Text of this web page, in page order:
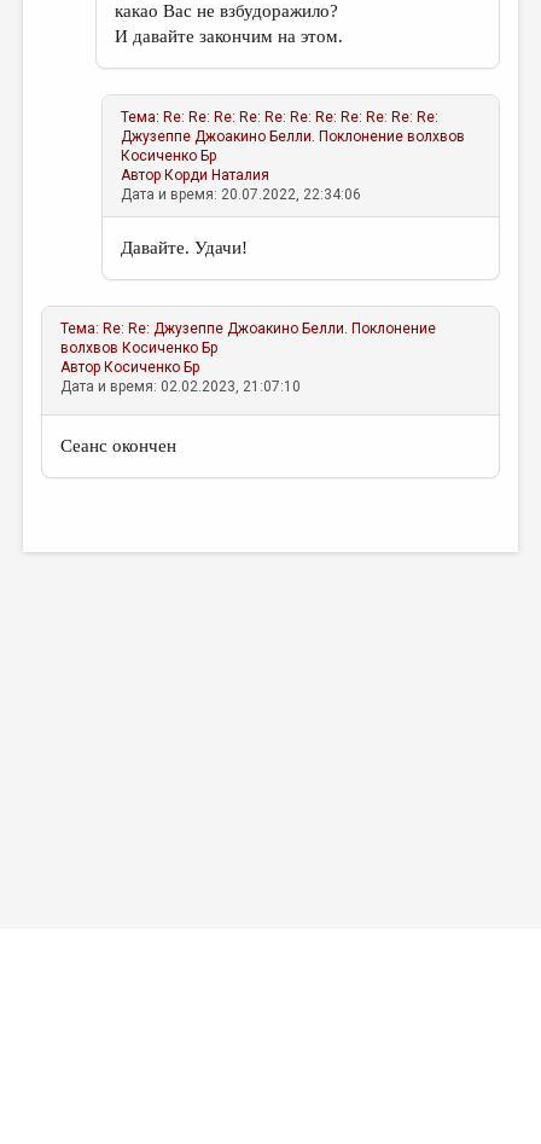
какао Вас не взбудоражило?
И давайте закончим на этом.
Тема: Re: Re: Re: Re: Re: Re: Re: Re: Re: Re: Re:
Джузеппе Джоакино Белли. Поклонение волхвов
Косиченко Бр
Автор Корди Наталия
Дата и время: 20.07.2022, 22:34:06
Давайте. Удачи!
Тема: Re: Re: Джузеппе Джоакино Белли. Поклонение
волхвов Косиченко Бр
Автор Косиченко Бр
Дата и время: 02.02.2023, 21:07:10
Сеанс окончен